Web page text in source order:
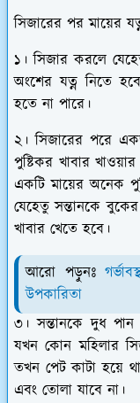
সিজারের পর মায়ের
১। সিজার করলে
অংশের যত্ন নিতে
হতে না পারে।
২। সিজারের পরে
পুষ্টিকর খাবার
একটি মায়ের অনেক
যেহেতু সন্তানকে
খাবার খেতে হবে।
আরো পড়ুনঃ
উপকারিতা
৩। সন্তানকে দুধ
যখন কোন মহিলার
তখন পেট কাটা হয়ে
এবং তোলা যাবে না।